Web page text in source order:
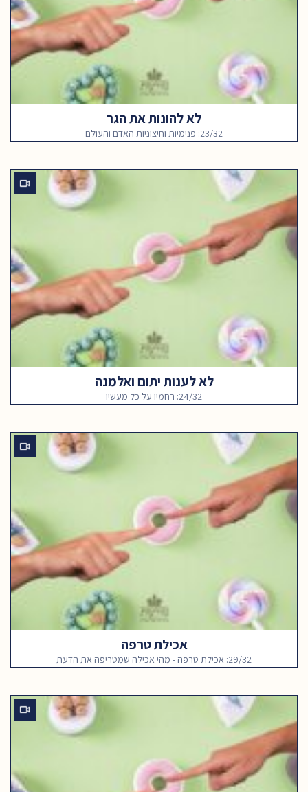
לא להונות את הגר
23/32: פנימיות וחיצוניות האדם והעולם
לא לענות יתום ואלמנה
24/32: רחמיו על כל מעשיו
אכילת טרפה
29/32: אכילת טרפה - מהי אכילה שמטריפה את הדעת